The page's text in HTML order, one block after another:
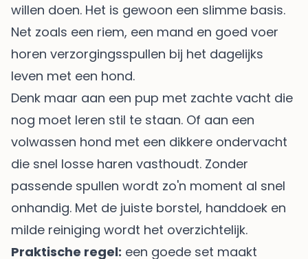
willen doen. Het is gewoon een slimme basis.
Net zoals een riem, een mand en goed voer
horen verzorgingsspullen bij het dagelijks
leven met een hond.
Denk maar aan een pup met zachte vacht die
nog moet leren stil te staan. Of aan een
volwassen hond met een dikkere ondervacht
die snel losse haren vasthoudt. Zonder
passende spullen wordt zo'n moment al snel
onhandig. Met de juiste borstel, handdoek en
milde reiniging wordt het overzichtelijk.
Praktische regel: een goede set maakt